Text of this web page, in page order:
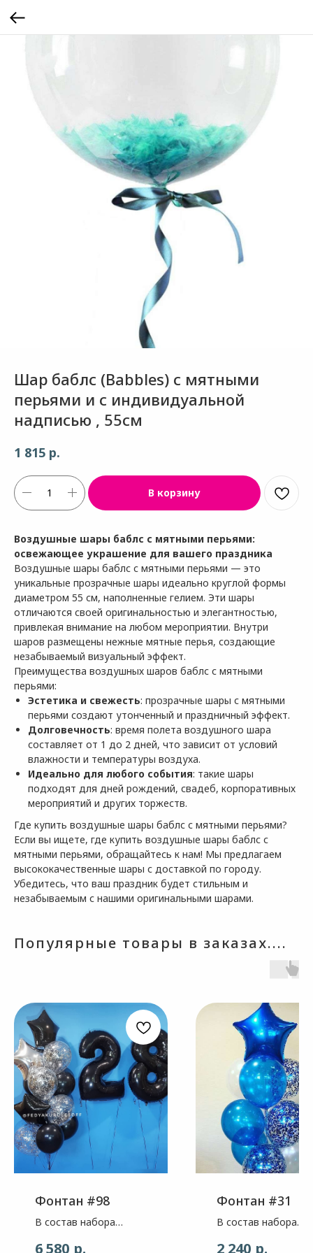
Шар баблс (Babbles) с мятными
перьями и с индивидуальной
надписью , 55см
1 815 р.
В корзину
Воздушные шары баблс с мятными перьями:
освежающее украшение для вашего праздника
Воздушные шары баблс с мятными перьями — это
уникальные прозрачные шары идеально круглой формы
диаметром 55 см, наполненные гелием. Эти шары
отличаются своей оригинальностью и элегантностью,
привлекая внимание на любом мероприятии. Внутри
шаров размещены нежные мятные перья, создающие
незабываемый визуальный эффект.
Преимущества воздушных шаров баблс с мятными
перьями:
Эстетика и свежесть: прозрачные шары с мятными
перьями создают утонченный и праздничный эффект.
Долговечность: время полета воздушного шара
составляет от 1 до 2 дней, что зависит от условий
влажности и температуры воздуха.
Идеально для любого события: такие шары
подходят для дней рождений, свадеб, корпоративных
мероприятий и других торжеств.
Где купить воздушные шары баблс с мятными перьями?
Если вы ищете, где купить воздушные шары баблс с
мятными перьями, обращайтесь к нам! Мы предлагаем
высококачественные шары с доставкой по городу.
Убедитесь, что ваш праздник будет стильным и
незабываемым с нашими оригинальными шарами.
Популярные товары в заказах....
Фонтан #98
В состав набора
6 580 р.
Фонтан #31
В состав набора
2 240 р.